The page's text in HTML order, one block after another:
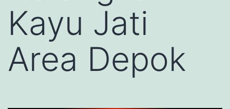
Kayu Jati
Area Depok